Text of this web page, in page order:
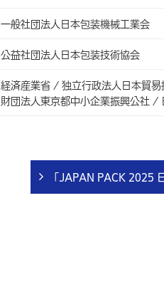
一般社団法人日本包装機械工業会
公益社団法人日本包装技術協会
経済産業省 / 独立行政法人日本貿
財団法人東京都中小企業振興公社
「 JAPAN PACK 2025